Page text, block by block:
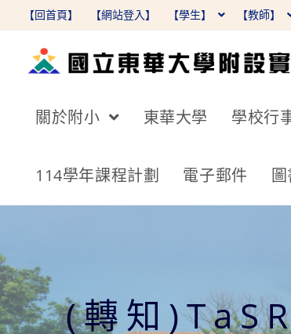
【回首頁】 【網站登入】 【學生】 【教師】
關於附小 東華大學 學校行
114學年課程計劃 電子郵件
(轉知